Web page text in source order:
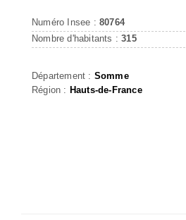
Numéro Insee : 80764
Nombre d'habitants :315
Département : Somme
Région : Hauts-de-France